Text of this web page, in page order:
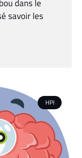
dans le
savoir les
HPI